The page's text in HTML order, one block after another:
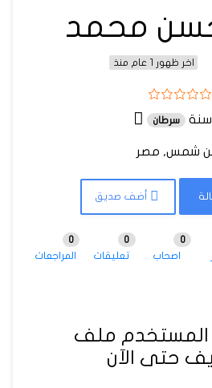
محمد
اخر ظهور 1 عام منذ
سرطان
شمس, مصر
أضف صديق
اصحاب
0
تعليقات
0
المراجعات
0
المستخدم ملف
حتى الآن